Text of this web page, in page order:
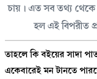
চায়। এত সব তথ্য থেকে
হল এই বিপরীত
তাহলে কি বইয়ের সাদা
একেবারেই মন টানতে